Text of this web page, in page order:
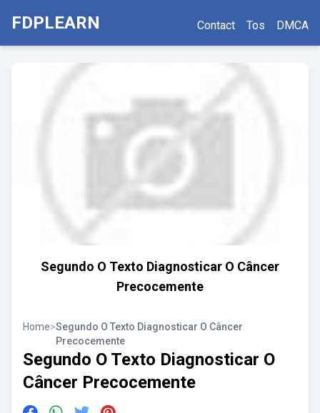
FDPLEARN Contact Tos DMCA
Segundo O Texto Diagnosticar O Câncer
Precocemente
Home>Segundo O Texto Diagnosticar O Câncer
Precocemente
Segundo O Texto Diagnosticar O
Câncer Precocemente